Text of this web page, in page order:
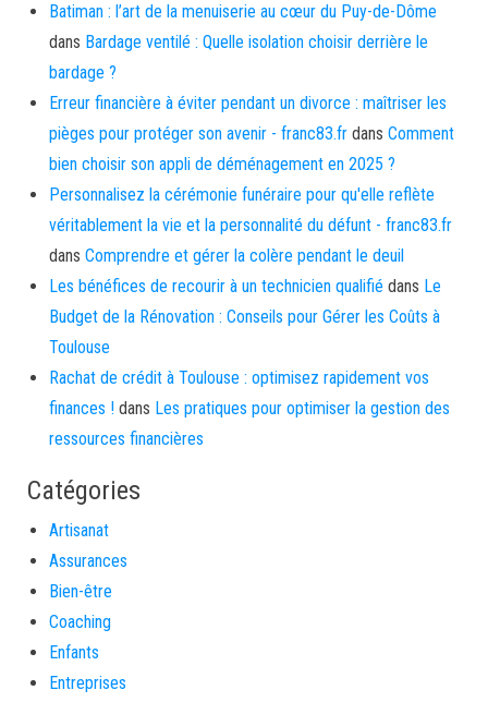
Batiman : l’art de la menuiserie au cœur du Puy-de-Dôme
dans Bardage ventilé : Quelle isolation choisir derrière le
bardage ?
Erreur financière à éviter pendant un divorce : maîtriser les
pièges pour protéger son avenir - franc83.fr dans Comment
bien choisir son appli de déménagement en 2025 ?
Personnalisez la cérémonie funéraire pour qu'elle reflète
véritablement la vie et la personnalité du défunt - franc83.fr
dans Comprendre et gérer la colère pendant le deuil
Les bénéfices de recourir à un technicien qualifié dans Le
Budget de la Rénovation : Conseils pour Gérer les Coûts à
Toulouse
Rachat de crédit à Toulouse : optimisez rapidement vos
finances ! dans Les pratiques pour optimiser la gestion des
ressources financières
Catégories
Artisanat
Assurances
Bien-être
Coaching
Enfants
Entreprises